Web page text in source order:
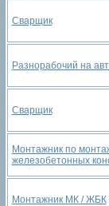
Сварщик
Разнорабочий на
Сварщик
Монтажник по
железобетонных
Монтажник МК / ЖБК